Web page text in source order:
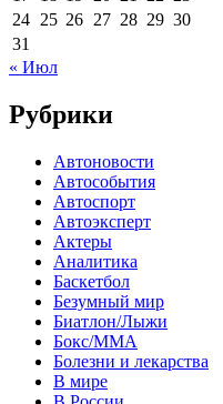
24 25 26 27 28 29 30
31
« Июл
Рубрики
Автоновости
Автособытия
Автоспорт
Автоэксперт
Актеры
Аналитика
Баскетбол
Безумный мир
Биатлон/Лыжи
Бокс/MMA
Болезни и лекарства
В мире